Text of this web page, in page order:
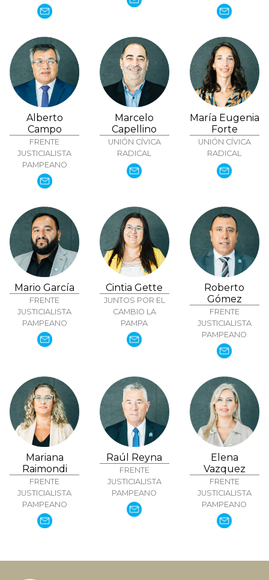
Alberto
Campo
FRENTE
JUSTICIALISTA
PAMPEANO
Marcelo
Capellino
UNIÓN CÍVICA
RADICAL
María Eugenia
Forte
UNIÓN CÍVICA
RADICAL
Mario García
FRENTE
JUSTICIALISTA
PAMPEANO
Cintia Gette
JUNTOS POR EL
CAMBIO LA
PAMPA
Roberto
Gómez
FRENTE
JUSTICIALISTA
PAMPEANO
Mariana
Raimondi
FRENTE
JUSTICIALISTA
PAMPEANO
Raúl Reyna
FRENTE
JUSTICIALISTA
PAMPEANO
Elena
Vazquez
FRENTE
JUSTICIALISTA
PAMPEANO